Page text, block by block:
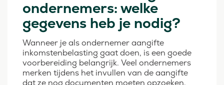
ondernemers: welke
gegevens heb je nodig?
Wanneer je als ondernemer aangifte
inkomstenbelasting gaat doen, is een goede
voorbereiding belangrijk. Veel ondernemers
merken tijdens het invullen van de aangifte
dat ze nog documenten moeten opzoeken.